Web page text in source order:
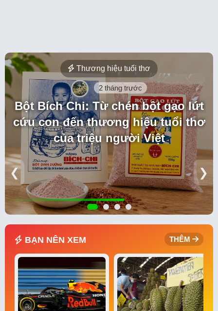
Thương hiệu tuổi thơ
2 tháng trước
Bột Bích Chi: Từ chén bột gạo lứt
cứu con đến thương hiệu tuổi thơ
của triệu người Việt
❮ ❯
BẠN NÊN XEM THÊM